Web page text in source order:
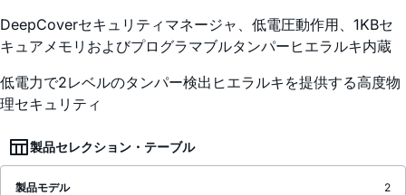
DeepCoverセキュリティマネージャ、低電圧動作用、1KBセ
キュアメモリおよびプログラマブルタンパーヒエラルキ内蔵
低電力で2レベルのタンパー検出ヒエラルキを提供する高度物
理セキュリティ
製品セレクション・テーブル
製品モデル
2